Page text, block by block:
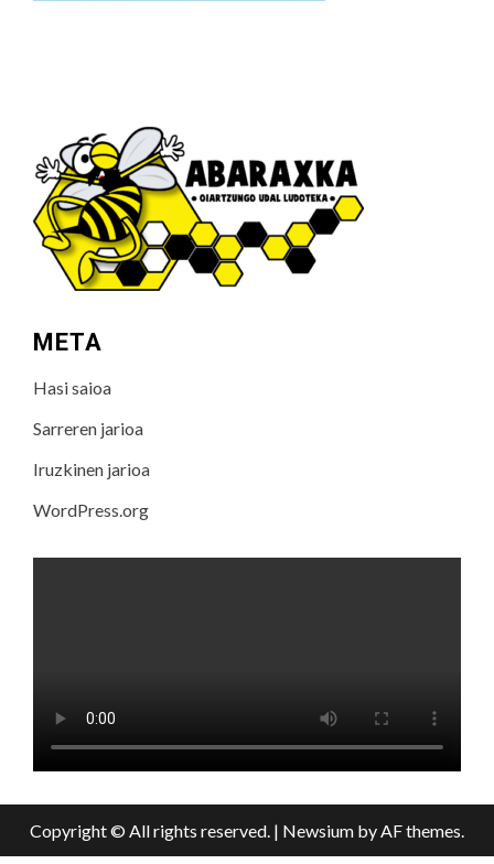
META
Hasi saioa
Sarreren jarioa
Iruzkinen jarioa
WordPress.org
Copyright © All rights reserved. | Newsium by AF themes.